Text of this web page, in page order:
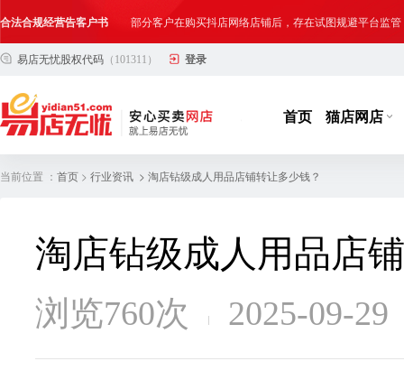
合法合规经营告客户书 部分客户在购买抖店网络店铺后，存在试图规避平台监
网络店铺合法经营告诫书 为确保网络店铺的合法、规范转让与经营,我司温馨提示
易店无忧股权代码 （101311） 登录
首页 猫店网店
当前位置 ： 首页 > 行业资讯 > 淘店钻级成人用品店铺转让多少钱？
淘店钻级成人用品店
浏览760次 2025-09-29